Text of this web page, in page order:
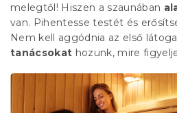
melegtől! Hiszen a szaunában
van. Pihentesse testét és
Nem kell aggódnia az első
tanácsokat hozunk, mire